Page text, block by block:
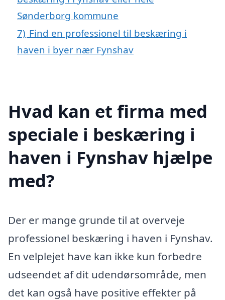
Sønderborg kommune
7) Find en professionel til beskæring i
haven i byer nær Fynshav
Hvad kan et firma med
speciale i beskæring i
haven i Fynshav hjælpe
med?
Der er mange grunde til at overveje
professionel beskæring i haven i Fynshav.
En velplejet have kan ikke kun forbedre
udseendet af dit udendørsområde, men
det kan også have positive effekter på